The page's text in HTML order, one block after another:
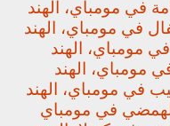
في مومباي، الهند
في مومباي، الهند
مومباي، الهند
مومباي، الهند
في مومباي، الهند
في مومباي